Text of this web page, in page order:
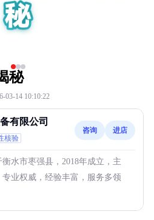
秘
03-14 10:10:22
有限公司
核验
咨询 进店
水市枣强县，2018年成立，主
业权威，经验丰富，服务多领